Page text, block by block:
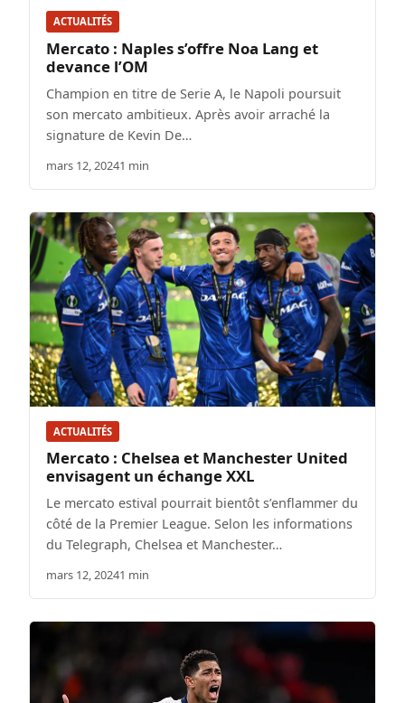
ACTUALITÉS
Mercato : Naples s’offre Noa Lang et
devance l’OM
Champion en titre de Serie A, le Napoli poursuit
son mercato ambitieux. Après avoir arraché la
signature de Kevin De…
mars 12, 20241 min
ACTUALITÉS
Mercato : Chelsea et Manchester United
envisagent un échange XXL
Le mercato estival pourrait bientôt s’enflammer du
côté de la Premier League. Selon les informations
du Telegraph, Chelsea et Manchester…
mars 12, 20241 min